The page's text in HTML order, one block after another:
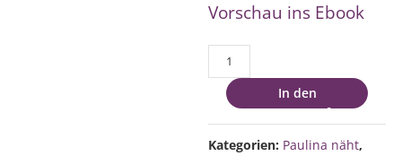
Vorschau ins Ebook
Plotterpaket
Blumenkragen
Silhouette
In den
Kategorien: Paulina näht,